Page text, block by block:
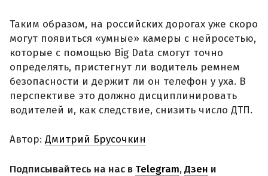
Таким образом, на российских дорогах уже скоро
могут появиться «умные» камеры с нейросетью,
которые с помощью Big Data смогут точно
определять, пристегнут ли водитель ремнем
безопасности и держит ли он телефон у уха. В
перспективе это должно дисциплинировать
водителей и, как следствие, снизить число ДТП.
Автор: Дмитрий Брусочкин
Подписывайтесь на нас в Telegram,Дзен и